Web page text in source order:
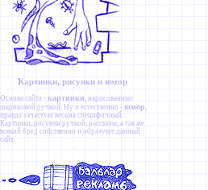
Картинки, рисунки и юмор
Основа сайта - картинки , нарисованные
шариковой ручкой. Ну и естественно - юмор ,
правда зачастую весьма специфичный.
Картинки, рисунки ручкой, рассказы, а так же
всякий бред собственно и образуют данный
сайт.